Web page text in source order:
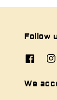
Follow
We